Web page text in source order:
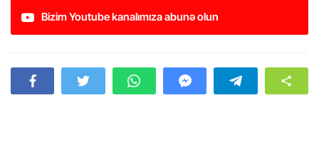
Bizim Youtube kanalımıza abunə olun